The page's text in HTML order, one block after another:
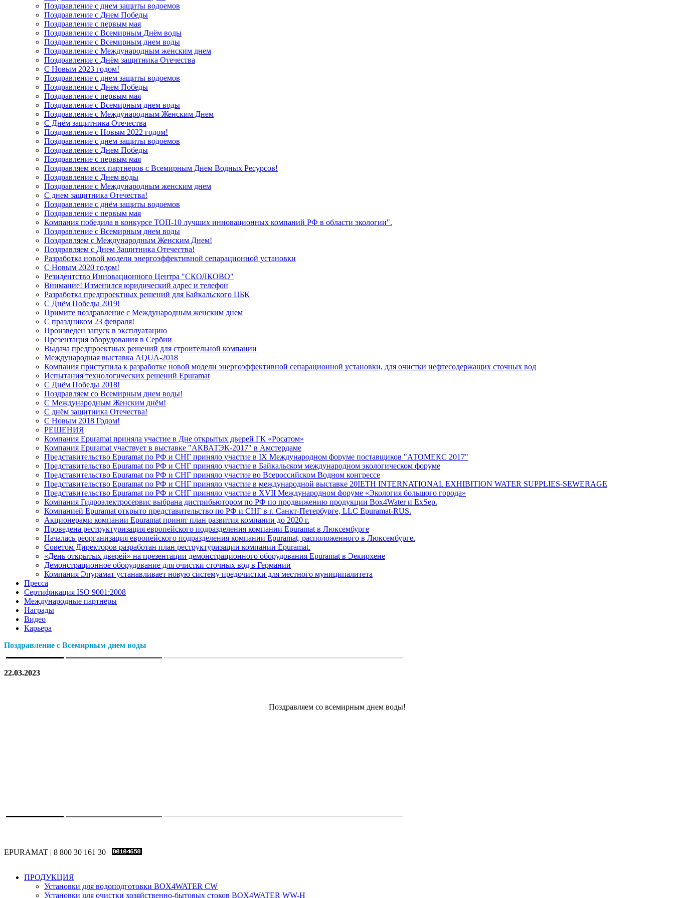
Поздравление с днем защиты водоемов
Поздравление с Днем Победы
Поздравление с первым мая
Поздравление с Всемирным Днём воды
Поздравление с Всемирным днем воды
Поздравление с Международным женским днем
Поздравление с Днём защитника Отечества
С Новым 2023 годом!
Поздравление с днем защиты водоемов
Поздравление с Днем Победы
Поздравление с первым мая
Поздравление с Всемирным днем воды
Поздравление с Международным Женским Днем
С Днём защитника Отечества
Поздравление с Новым 2022 годом!
Поздравление с днем защиты водоемов
Поздравление с Днем Победы
Поздравление с первым мая
Поздравляем всех партнеров с Всемирным Днем Водных Ресурсов!
Поздравление с Днем воды
Поздравление с Международным женским днем
С днем защитника Отечества!
Поздравление с днём защиты водоемов
Поздравление с первым мая
Компания победила в конкурсе ТОП-10 лучших инновационных компаний РФ в области экологии".
Поздравление с Всемирным днем воды
Поздравляем с Международным Женским Днем!
Поздравляем с Днем Защитника Отечества!
Разработка новой модели энергоэффективной сепарационной установки
С Новым 2020 годом!
Резидентство Инновационного Центра "СКОЛКОВО"
Внимание! Изменился юридический адрес и телефон
Разработка предпроектных решений для Байкальского ЦБК
С Днём Победы 2019!
Примите поздравление с Международным женским днем
С праздником 23 февраля!
Произведен запуск в эксплуатацию
Презентация оборудования в Сербии
Выдача предпроектных решений для строительной компании
Международная выставка AQUA-2018
Компания приступила к разработке новой модели энергоэффективной сепарационной установки, для очистки нефтесодержащих сточных вод
Испытания технологических решений Epuramat
С Днём Победы 2018!
Поздравляем со Всемирным днем воды!
С Международным Женским днём!
С днём защитника Отечества!
С Новым 2018 Годом!
РЕШЕНИЯ
Компания Epuramat приняла участие в Дне открытых дверей ГК «Росатом»
Компания Epuramat участвует в выставке "АКВАТЭК-2017" в Амстердаме
Представительство Epuramat по РФ и СНГ приняло участие в IХ Международном форуме поставщиков "АТОМЕКС 2017"
Представительство Epuramat по РФ и СНГ приняло участие в Байкальском международном экологическом форуме
Представительство Epuramat по РФ и СНГ приняло участие во Всероссийском Водном конгрессе
Представительство Epuramat по РФ и СНГ приняло участие в международной выставке 20IETH INTERNATIONAL EXHIBITION WATER SUPPLIES-SEWERAGE
Представительство Epuramat по РФ и СНГ приняло участие в XVII Международном форуме «Экология большого города»
Компания Гидроэлектросервис выбрана дистрибьютором по РФ по продвижению продукции Box4Water и ExSep.
Компанией Epuramat открыто представительство по РФ и СНГ в г. Санкт-Петербурге, LLC Epuramat-RUS.
Акционерами компании Epuramat принят план развития компании до 2020 г.
Проведена реструктуризация европейского подразделения компании Epuramat в Люксембурге
Началась реорганизация европейского подразделения компании Epuramat, расположенного в Люксембурге.
Советом Директоров разработан план реструктуризации компании Epuramat.
«День открытых дверей» на презентации демонстрационного оборудования Epuramat в Эекирхене
Демонстрационное оборудование для очистки сточных вод в Германии
Компания Эпурамат устанавливает новую систему предочистки для местного муниципалитета
Пресса
Сертификация ISO 9001:2008
Международные партнеры
Награды
Видео
Карьера
Поздравление с Всемирным днем воды
22.03.2023
Поздравляем со всемирным днем воды!
EPURAMAT | 8 800 30 161 30
ПРОДУКЦИЯ
Установки для водоподготовки BOX4WATER CW
Установки для очистки хозяйственно-бытовых стоков BOX4WATER WW-H